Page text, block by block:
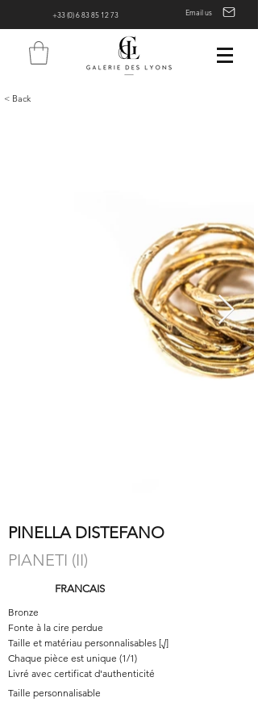
+33 (0) 6 83 85 12 73 Email us
< Back
PINELLA DISTEFANO
PIANETI (II)
FRANCAIS
Bronze
Fonte à la cire perdue
Taille et matériau personnalisables [√]
Chaque pièce est unique (1/1)
Livré avec certificat d'authenticité
Taille personnalisable